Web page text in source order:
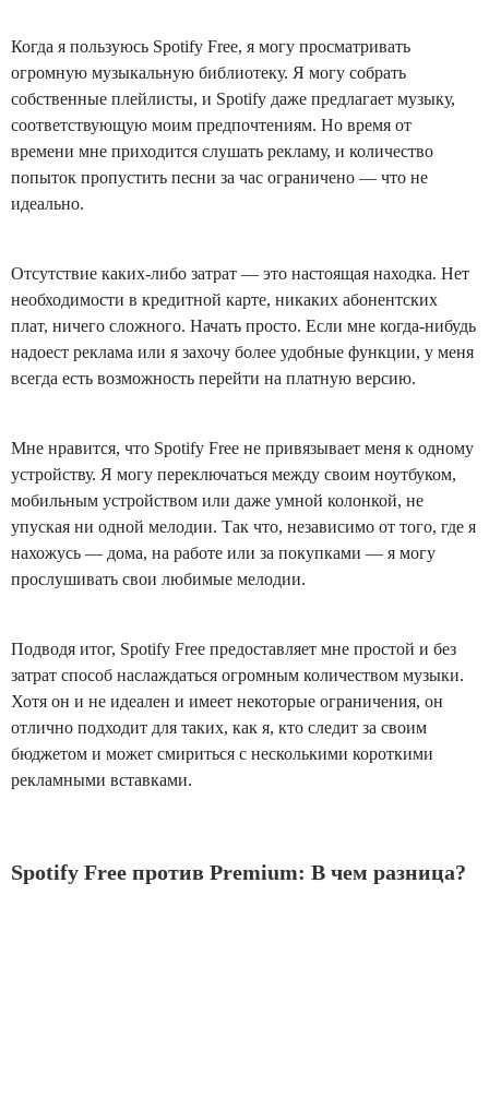
Когда я пользуюсь Spotify Free, я могу просматривать
огромную музыкальную библиотеку. Я могу собрать
собственные плейлисты, и Spotify даже предлагает музыку,
соответствующую моим предпочтениям. Но время от
времени мне приходится слушать рекламу, и количество
попыток пропустить песни за час ограничено — что не
идеально.
Отсутствие каких-либо затрат — это настоящая находка. Нет
необходимости в кредитной карте, никаких абонентских
плат, ничего сложного. Начать просто. Если мне когда-нибудь
надоест реклама или я захочу более удобные функции, у меня
всегда есть возможность перейти на платную версию.
Мне нравится, что Spotify Free не привязывает меня к одному
устройству. Я могу переключаться между своим ноутбуком,
мобильным устройством или даже умной колонкой, не
упуская ни одной мелодии. Так что, независимо от того, где я
нахожусь — дома, на работе или за покупками — я могу
прослушивать свои любимые мелодии.
Подводя итог, Spotify Free предоставляет мне простой и без
затрат способ наслаждаться огромным количеством музыки.
Хотя он и не идеален и имеет некоторые ограничения, он
отлично подходит для таких, как я, кто следит за своим
бюджетом и может смириться с несколькими короткими
рекламными вставками.
Spotify Free против Premium: В чем разница?